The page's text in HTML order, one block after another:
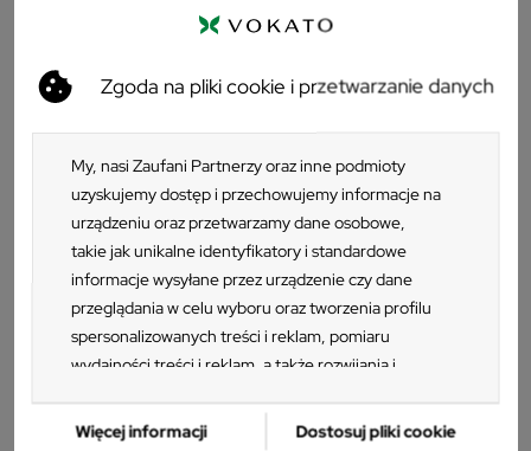
Zgoda na pliki cookie i przetwarzanie danych
My, nasi Zaufani Partnerzy oraz inne podmioty
uzyskujemy dostęp i przechowujemy informacje na
urządzeniu oraz przetwarzamy dane osobowe,
takie jak unikalne identyfikatory i standardowe
informacje wysyłane przez urządzenie czy dane
przeglądania w celu wyboru oraz tworzenia profilu
spersonalizowanych treści i reklam, pomiaru
wydajności treści i reklam, a także rozwijania i
Zaufani Partnerzy możemy korzystać z
Więcej informacji Dostosuj pliki cookie
109 zł